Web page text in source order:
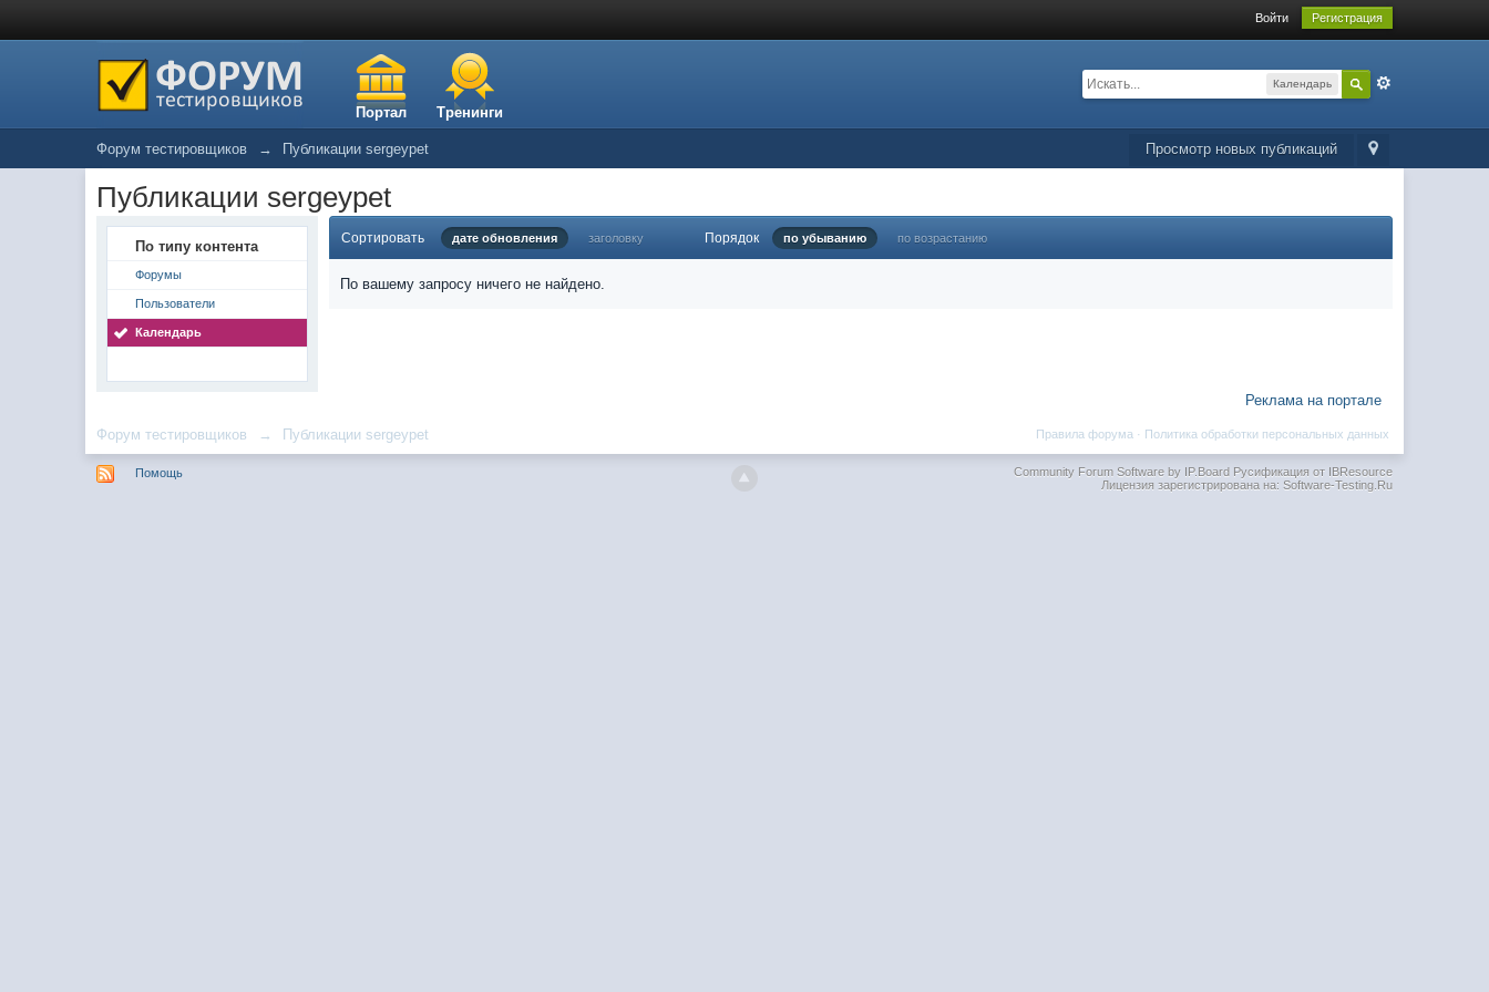
Войти Регистрация
Портал Тренинги
Календарь
Просмотр новых публикаций
Форум тестировщиков → Публикации sergeypet
Публикации sergeypet
По типу контента
Форумы
Пользователи
Календарь
Сортировать дате обновления заголовку Порядок по убыванию по возрастанию
По вашему запросу ничего не найдено.
Реклама на портале
Форум тестировщиков → Публикации sergeypet Политика обработки персональных данных
Правила форума ·
Помощь Community Forum Software by IP.BoardРусификация от IBResource
Лицензия зарегистрирована на: Software-Testing.Ru